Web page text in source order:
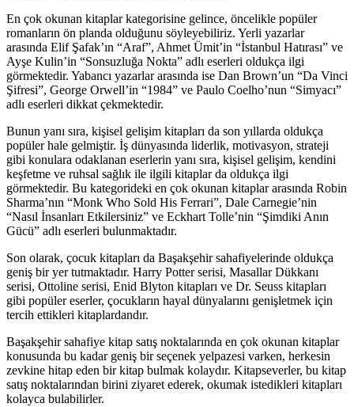
En çok okunan kitaplar kategorisine gelince, öncelikle popüler
romanların ön planda olduğunu söyleyebiliriz. Yerli yazarlar
arasında Elif Şafak’ın “Araf”, Ahmet Ümit’in “İstanbul Hatırası” ve
Ayşe Kulin’in “Sonsuzluğa Nokta” adlı eserleri oldukça ilgi
görmektedir. Yabancı yazarlar arasında ise Dan Brown’un “Da Vinci
Şifresi”, George Orwell’in “1984” ve Paulo Coelho’nun “Simyacı”
adlı eserleri dikkat çekmektedir.
Bunun yanı sıra, kişisel gelişim kitapları da son yıllarda oldukça
popüler hale gelmiştir. İş dünyasında liderlik, motivasyon, strateji
gibi konulara odaklanan eserlerin yanı sıra, kişisel gelişim, kendini
keşfetme ve ruhsal sağlık ile ilgili kitaplar da oldukça ilgi
görmektedir. Bu kategorideki en çok okunan kitaplar arasında Robin
Sharma’nın “Monk Who Sold His Ferrari”, Dale Carnegie’nin
“Nasıl İnsanları Etkilersiniz” ve Eckhart Tolle’nin “Şimdiki Anın
Gücü” adlı eserleri bulunmaktadır.
Son olarak, çocuk kitapları da Başakşehir sahafiyelerinde oldukça
geniş bir yer tutmaktadır. Harry Potter serisi, Masallar Dükkanı
serisi, Ottoline serisi, Enid Blyton kitapları ve Dr. Seuss kitapları
gibi popüler eserler, çocukların hayal dünyalarını genişletmek için
tercih ettikleri kitaplardandır.
Başakşehir sahafiye kitap satış noktalarında en çok okunan kitaplar
konusunda bu kadar geniş bir seçenek yelpazesi varken, herkesin
zevkine hitap eden bir kitap bulmak kolaydır. Kitapseverler, bu kitap
satış noktalarından birini ziyaret ederek, okumak istedikleri kitapları
kolayca bulabilirler.